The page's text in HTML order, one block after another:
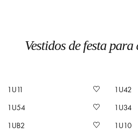
Vestidos de festa
1U11
1U42
1U54
1U34
1UB2
1U10